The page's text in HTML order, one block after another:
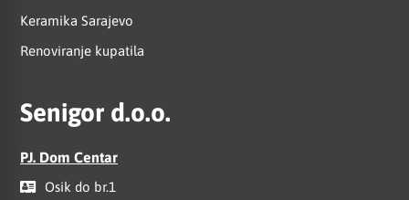
Keramika Sarajevo
Renoviranje kupatila
Senigor d.o.o.
PJ. Dom Centar
Osik do br.1